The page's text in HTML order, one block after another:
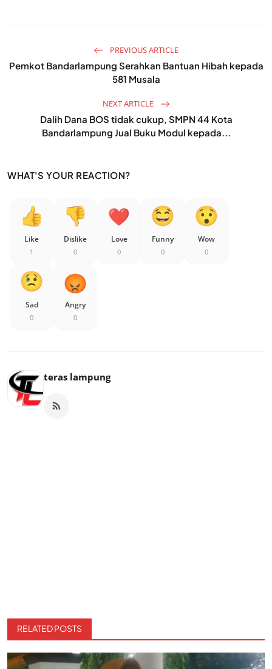
PREVIOUS ARTICLE
Pemkot Bandarlampung Serahkan Bantuan Hibah kepada
581 Musala
NEXT ARTICLE
Dalih Dana BOS tidak cukup, SMPN 44 Kota
Bandarlampung Jual Buku Modul kepada...
WHAT'S YOUR REACTION?
Like
1
Dislike
0
Love
0
Funny
0
Wow
0
Sad
0
Angry
0
teras lampung
RELATED POSTS